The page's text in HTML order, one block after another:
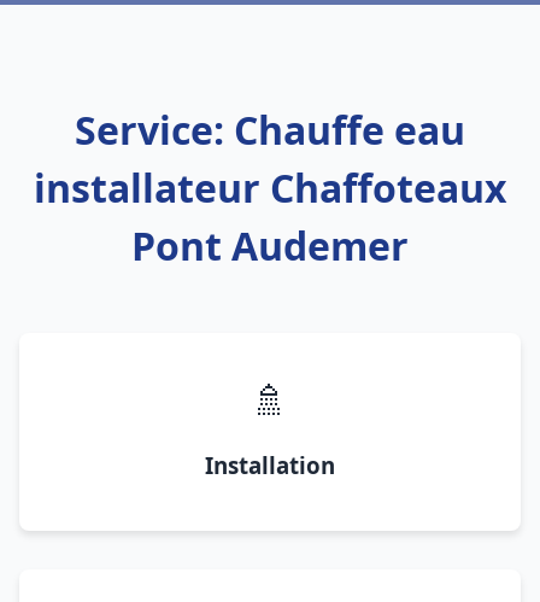
Service: Chauffe eau
installateur Chaffoteaux
Pont Audemer
🚿
Installation